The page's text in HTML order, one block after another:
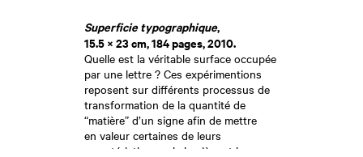
Superficie typographique,
15.5 × 23 cm, 184 pages, 2010.
Quelle est la véritable surface occupée
par une lettre ? Ces expérimentions
reposent sur différents processus de
transformation de la quantité de
“matière” d’un signe afin de mettre
en valeur certaines de leurs
caractéristiques : la lumière et la